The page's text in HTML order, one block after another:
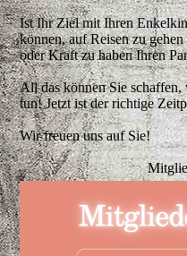
Ist Ihr Ziel mit Ihren
können, auf Reisen zu
oder Kraft zu haben Ihren
All das können Sie
tun! Jetzt ist der richtige
Wir freuen uns auf Sie!